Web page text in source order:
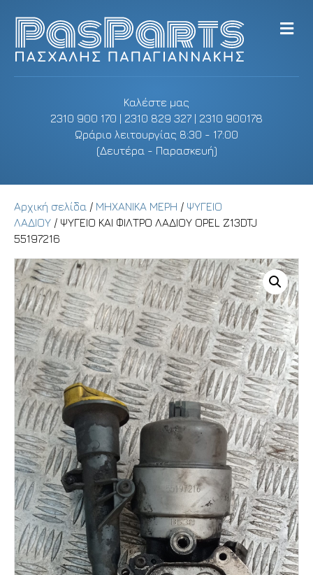
Καλέστε μας
2310 900 170 | 2310 829 327 | 2310 900178
Ωράριο λειτουργίας 8:30 - 17:00
(Δευτέρα - Παρασκευή)
M
e
Αρχική σελίδα / ΜΗΧΑΝΙΚΑ ΜΕΡΗ / ΨΥΓΕΙΟ
ΛΑΔΙΟΥ / ΨΥΓΕΙΟ ΚΑΙ ΦΙΛΤΡΟ ΛΑΔΙΟΥ OPEL Z13DTJ
55197216